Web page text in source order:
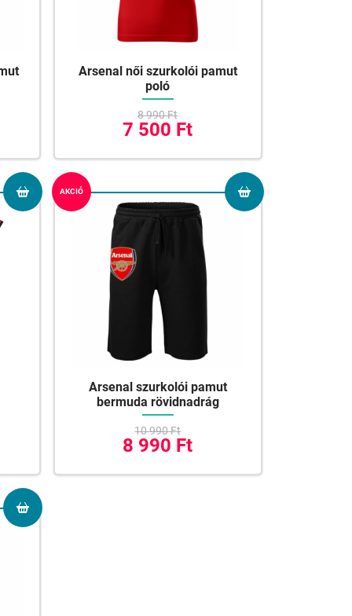
Arsenal női szurkolói pamut
poló
8 990 Ft
7 500 Ft
AKCIÓ
Arsenal szurkolói pamut
bermuda rövidnadrág
10 990 Ft
8 990 Ft